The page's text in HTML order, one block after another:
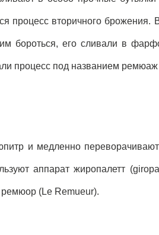
процесс вторичного брожения.
бороться, его сливали в
процесс под названием ремюаж
и медленно
аппарат жиропалетт
(Le Remueur).